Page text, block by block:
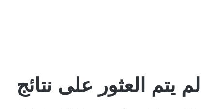
لم يتم العثور على نتائج